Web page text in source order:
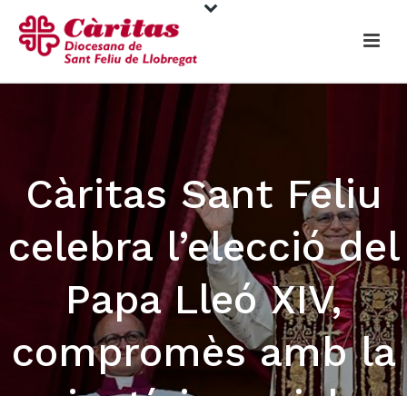
Càritas Sant Feliu
celebra l’elecció del
Papa Lleó XIV,
compromès amb la